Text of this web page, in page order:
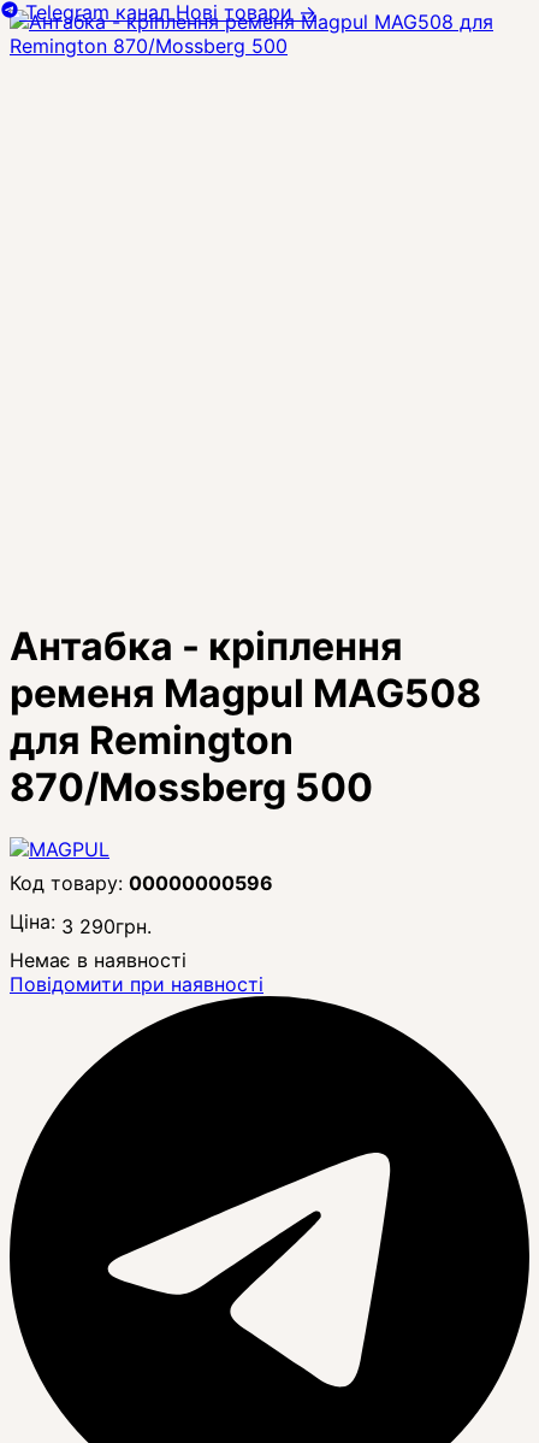
Антабка - кріплення
ременя Magpul MAG508
для Remington
870/Mossberg 500
00000000596
Ціна: 3 290грн.
Немає в наявності
Повідомити при наявності
Telegram канал Нові товари →